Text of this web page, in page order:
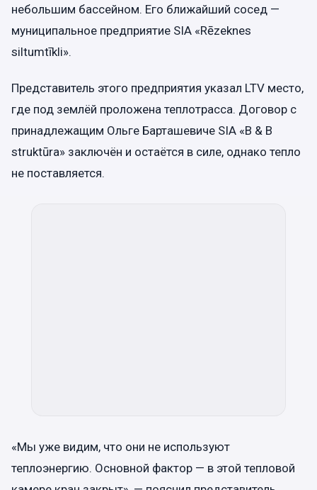
небольшим бассейном. Его ближайший сосед —
муниципальное предприятие SIA «Rēzeknes
siltumtīkli».
Представитель этого предприятия указал LTV место,
где под землёй проложена теплотрасса. Договор с
принадлежащим Ольге Барташевиче SIA «B & B
struktūra» заключён и остаётся в силе, однако тепло
не поставляется.
«Мы уже видим, что они не используют
теплоэнергию. Основной фактор — в этой тепловой